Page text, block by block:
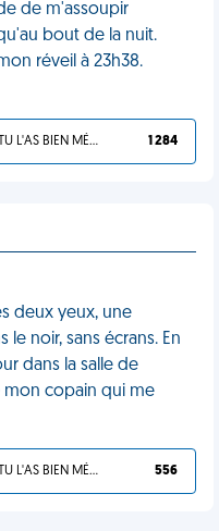
de m'assoupir
bout de la nuit.
réveil à 23h38.
TU L'AS BIEN MÉRITÉ 1 284
deux yeux, une
noir, sans écrans. En
dans la salle de
mon copain qui me
TU L'AS BIEN MÉRITÉ 556